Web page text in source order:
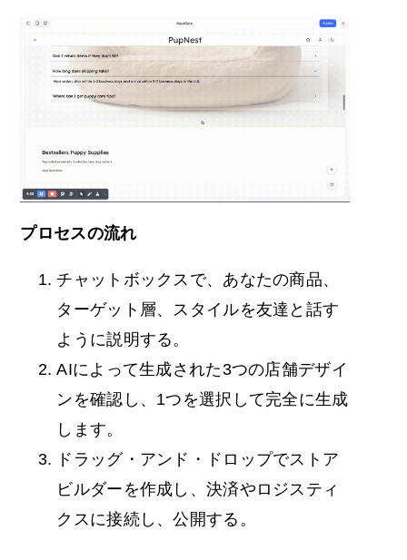
プロセスの流れ
チャットボックスで、あなたの商品、
ターゲット層、スタイルを友達と話す
ように説明する。
AIによって生成された3つの店舗デザイ
ンを確認し、1つを選択して完全に生成
します。
ドラッグ・アンド・ドロップでストア
ビルダーを作成し、決済やロジスティ
クスに接続し、公開する。